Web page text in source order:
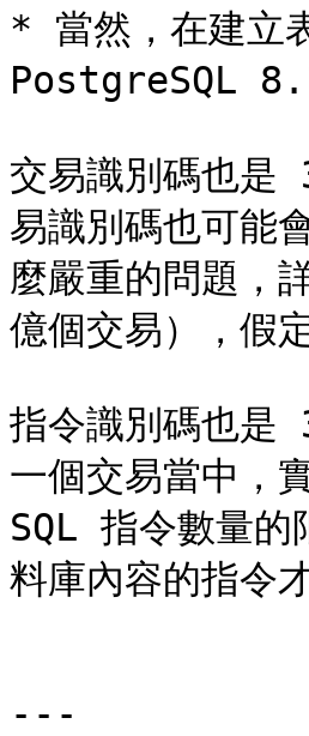
* 當然，在建立
PostgreSQL
交易識別碼也是
易識別碼也可能
麼嚴重的問題，
億個交易），假
指令識別碼也是
一個交易當中，
SQL 指令數量的
料庫內容的指令
---